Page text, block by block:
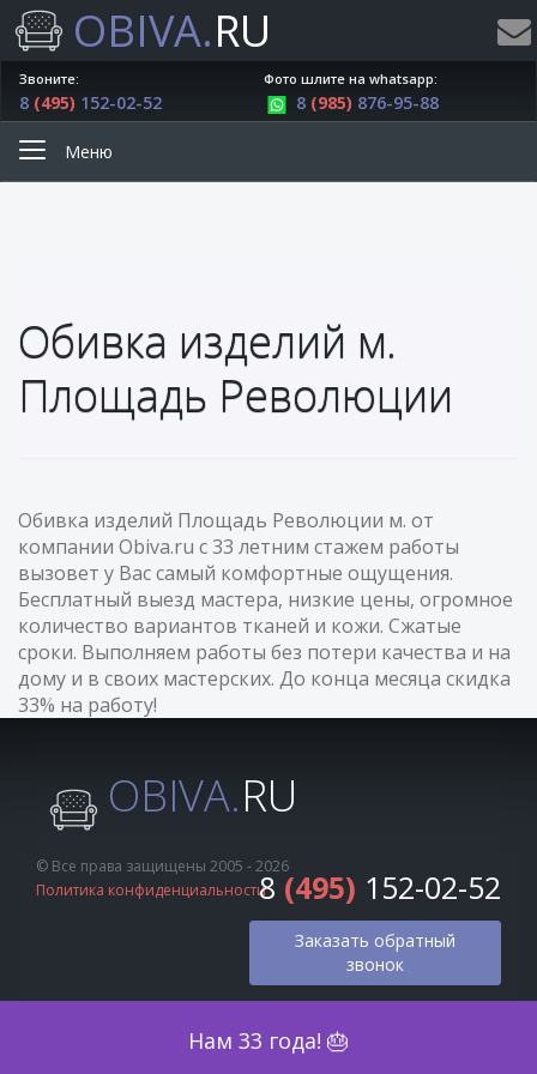
OBIVA.RU
Нам 33 года! 🎂
Звоните:
8 (495) 152-02-52
Фото шлите на whatsapp:
8 (985) 876-95-88
Меню
Обивка изделий м.
Площадь Революции
Обивка изделий Площадь Революции м. от
компании Obiva.ru с 33 летним стажем работы
вызовет у Вас самый комфортные ощущения.
Бесплатный выезд мастера, низкие цены, огромное
количество вариантов тканей и кожи. Сжатые
сроки. Выполняем работы без потери качества и на
дому и в своих мастерских. До конца месяца скидка
33% на работу!
OBIVA.RU
© Все права защищены 2005 - 2026
Политика конфиденциальности8 (495) 152-02-52
Заказать обратный
звонок